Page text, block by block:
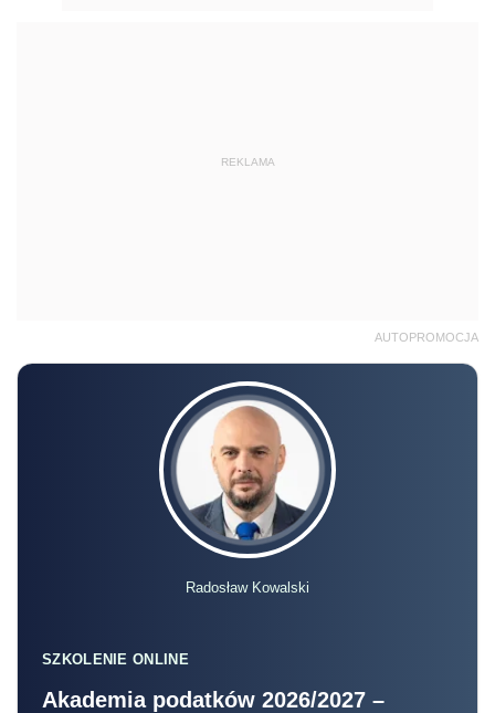
REKLAMA
AUTOPROMOCJA
Radosław Kowalski
SZKOLENIE ONLINE
Akademia podatków 2026/2027 –